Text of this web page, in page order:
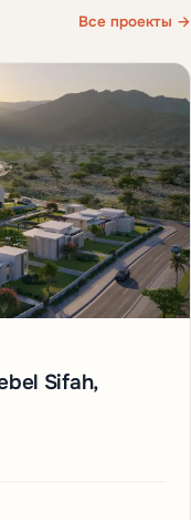
Все проекты →
Sifah,